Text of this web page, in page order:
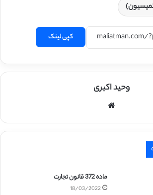
کپی لینک
وحید اکبری
ماده 372 قانون تجارت
18/03/2022